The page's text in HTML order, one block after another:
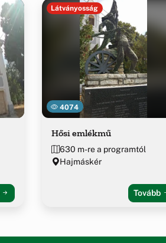
4074
Látványosság
Hősi emlékmű
630 m-re a programtól
Hajmáskér
Tovább